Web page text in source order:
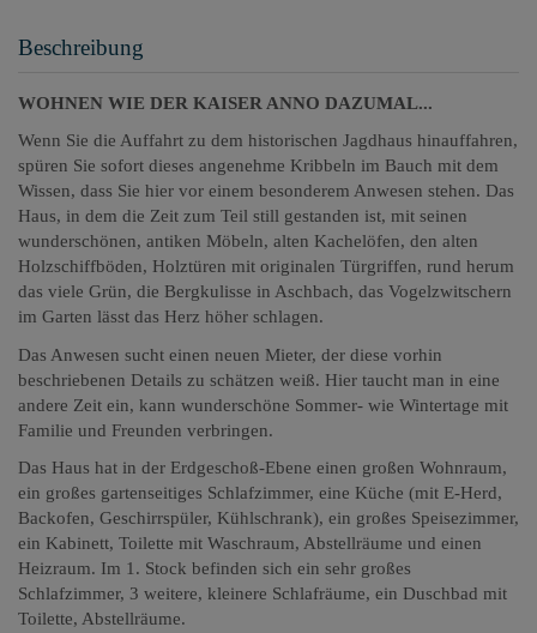
Beschreibung
WOHNEN WIE DER KAISER ANNO DAZUMAL...
Wenn Sie die Auffahrt zu dem historischen Jagdhaus hinauffahren,
spüren Sie sofort dieses angenehme Kribbeln im Bauch mit dem
Wissen, dass Sie hier vor einem besonderem Anwesen stehen. Das
Haus, in dem die Zeit zum Teil still gestanden ist, mit seinen
wunderschönen, antiken Möbeln, alten Kachelöfen, den alten
Holzschiffböden, Holztüren mit originalen Türgriffen, rund herum
das viele Grün, die Bergkulisse in Aschbach, das Vogelzwitschern
im Garten lässt das Herz höher schlagen.
Das Anwesen sucht einen neuen Mieter, der diese vorhin
beschriebenen Details zu schätzen weiß. Hier taucht man in eine
andere Zeit ein, kann wunderschöne Sommer- wie Wintertage mit
Familie und Freunden verbringen.
Das Haus hat in der Erdgeschoß-Ebene einen großen Wohnraum,
ein großes gartenseitiges Schlafzimmer, eine Küche (mit E-Herd,
Backofen, Geschirrspüler, Kühlschrank), ein großes Speisezimmer,
ein Kabinett, Toilette mit Waschraum, Abstellräume und einen
Heizraum. Im 1. Stock befinden sich ein sehr großes
Schlafzimmer, 3 weitere, kleinere Schlafräume, ein Duschbad mit
Toilette, Abstellräume.